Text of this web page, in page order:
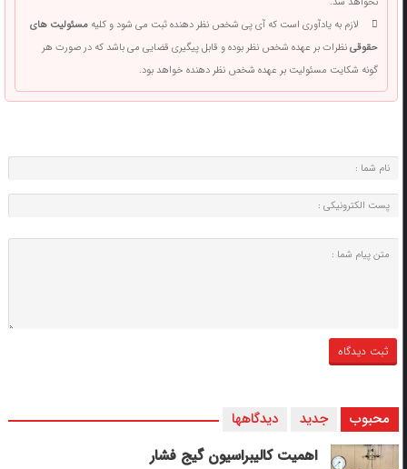
لازم به یادآوری است که آی پی شخص نظر دهنده ثبت می شود و کلیهمسئولیت های
حقوقینظرات بر عهده شخص نظر بوده و قابل پیگیری قضایی می باشد که در صورت هر
گونه شکایت مسئولیت بر عهده شخص نظر دهنده خواهد بود.
محبوب جدید دیدگاهها
اهمیت کالیبراسیون گیج فشار